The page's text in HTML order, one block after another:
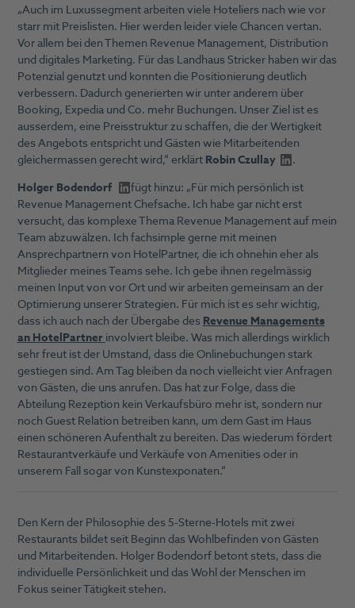
„Auch im Luxussegment arbeiten viele Hoteliers nach wie vor
starr mit Preislisten. Hier werden leider viele Chancen vertan.
Vor allem bei den Themen Revenue Management, Distribution
und digitales Marketing. Für das Landhaus Stricker haben wir das
Potenzial genutzt und konnten die Positionierung deutlich
verbessern. Dadurch generierten wir unter anderem über
Booking, Expedia und Co. mehr Buchungen. Unser Ziel ist es
ausserdem, eine Preisstruktur zu schaffen, die der Wertigkeit
des Angebots entspricht und Gästen wie Mitarbeitenden
gleichermassen gerecht wird,“ erklärtRobin Czullay
.
Holger Bodendorf
fügt hinzu: „Für mich persönlich ist
Revenue Management Chefsache. Ich habe gar nicht erst
versucht, das komplexe Thema Revenue Management auf mein
Team abzuwälzen. Ich fachsimple gerne mit meinen
Ansprechpartnern von HotelPartner, die ich ohnehin eher als
Mitglieder meines Teams sehe. Ich gebe ihnen regelmässig
meinen Input von vor Ort und wir arbeiten gemeinsam an der
Optimierung unserer Strategien. Für mich ist es sehr wichtig,
dass ich auch nach der Übergabe des Revenue Managements
an HotelPartner involviert bleibe. Was mich allerdings wirklich
sehr freut ist der Umstand, dass die Onlinebuchungen stark
gestiegen sind. Am Tag bleiben da noch vielleicht vier Anfragen
von Gästen, die uns anrufen. Das hat zur Folge, dass die
Abteilung Rezeption kein Verkaufsbüro mehr ist, sondern nur
noch Guest Relation betreiben kann, um dem Gast im Haus
einen schöneren Aufenthalt zu bereiten. Das wiederum fördert
Restaurantverkäufe und Verkäufe von Amenities oder in
unserem Fall sogar von Kunstexponaten.“
Den Kern der Philosophie des 5-Sterne-Hotels mit zwei
Restaurants bildet seit Beginn das Wohlbefinden von Gästen
und Mitarbeitenden. Holger Bodendorf betont stets, dass die
individuelle Persönlichkeit und das Wohl der Menschen im
Fokus seiner Tätigkeit stehen.